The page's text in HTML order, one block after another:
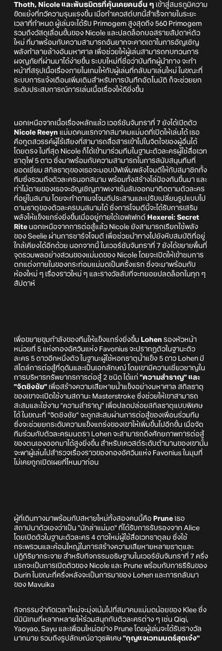
Thoth, Nicole และพันธมิตรที่คุ้นเคยคนอื่น ๆ เข้าสู่สมรภูมิความ
ขัดแย้งที่ทวีความรุนแรงขึ้น เมื่อทำเควสต์บทนี้สำเร็จภายในระยะ
เวลาที่กำหนด ผู้เล่นจะได้รับ Primogem สูงสุดถึง 560 Primogem
รวมถึงวัสดุเลื่อนขั้นของ Nicole และปลดล็อกบอสรายสัปดาห์ตัว
ใหม่ ที่มาพร้อมกับความสามารถอันยากจะคาดเดาในการอัญเชิญ
พลังทำลายล้างอันมหาศาล เพื่อช่วยให้ผู้เล่นสามารถทบทวนการ
ผจญภัยที่ผ่านมาได้ง่ายขึ้น ระบบใหม่ที่ชื่อว่าบันทึกผู้นำทาง จะทำ
หน้าที่สรุปเนื้อเรื่องภายในเกมให้กับผู้เล่นที่กลับมาเล่นใหม่ ในขณะที่
ระบบการแจ้งเตือนเพิ่มเติมสำหรับการบันทึกอัตโนมัติ ก็จะช่วยยก
ระดับประสบการณ์การเล่นเนื้อเรื่องให้ดียิ่งขึ้น
นอกเหนือจากเนื้อเรื่องหลักแล้ว เวอร์ชันจันทราที่ 7 ยังได้เปิดตัว
Nicole Reeyn แม่มดคนแรกจากสมาคมแม่มดที่เปิดให้เล่นได้ เธอ
คือทูตสวรรค์ผู้ไร้เสียงที่สามารถสื่อสารเข้าไปในจิตใจของผู้อื่นได้
โดยตรง ในที่สุด Nicole ก็ได้เข้ามาร่วมทีมในฐานะตัวละครผู้ใช้สื่อเวท
ธาตุไฟ 5 ดาว ซึ่งมาพร้อมกับความสามารถในการสนับสนุนทีมที่
ยอดเยี่ยม สกิลธาตุของเธอจะมอบบัฟเพิ่มพลังโจมตีให้กับสมาชิกทั้ง
ทีมซึ่งรวมถึงตัวละครนอกสนาม พร้อมทั้งสร้างโล่ป้องกันขึ้นมา และ
ท่าไม้ตายของเธอจะอัญเชิญภาพเงาเร้นลับออกมาติดตามตัวละคร
ที่อยู่ในสนาม โดยจะทำดาเมจโจมตีประสานและปรับเปลี่ยนรูปแบบไป
ตามธาตุของตัวละครบนสนามได้ ซึ่งการโจมตีนี้จะได้รับการเสริม
พลังให้แข็งแกร่งยิ่งขึ้นเมื่ออยู่ภายใต้เอฟเฟกต์ Hexerei: Secret
Rite นอกเหนือจากการต่อสู้แล้ว Nicole ยังสามารถเรียกใช้พลัง
ของ Seelie ผ่านการชาร์จโจมตี เพื่อช่วยนำทางไปยังหีบสมบัติที่อยู่
ใกล้เคียงได้อีกด้วย นอกจากนี้ ในเวอร์ชันจันทราที่ 7 ยังได้ขยายพื้นที่
จุดรวมพลอย่างสวนของแม่มดของ Nicole โดยจะเปิดให้เข้าชมการ
ตกแต่งภายในของกระท่อมแม่มดเป็นครั้งแรก ซึ่งจะมาพร้อมกับ
ห้องใหม่ ๆ เรื่องราวใหม่ ๆ และรางวัลลับที่จะทยอยปลดล็อกในทุก ๆ
สัปดาห์
เพื่อขยายขุมกำลังของทีมให้แข็งแกร่งยิ่งขึ้น Lohen รองหัวหน้า
หน่วยที่ 5 แห่งกองอัศวินแห่ง Favonius จะปรากฏตัวในฐานะตัว
ละคร 5 ดาวอีกหนึ่งตัว ในฐานะผู้ใช้หอกธาตุน้ำแข็ง 5 ดาว Lohen มี
สไตล์การต่อสู้ที่ดุดันและเป็นเอกลักษณ์ โดยเขามีความเชี่ยวชาญใน
การบริหารทรัพยากรการต่อสู้ 2 ชนิด ได้แก่ "ความสำราญ" และ
"จิตชิงชัย" เพื่อสร้างความเสียหายน้ำแข็งอย่างมหาศาล สกิลธาตุ
ของเขาจะเปิดใช้งานสถานะ Masterstroke ซึ่งช่วยให้เขาสามารถ
สะสมและใช้งาน "ความสำราญ" เพื่อปลดปล่อยสกิลธาตุแบบพิเศษ
ได้ ในขณะที่ "จิตชิงชัย" จะถูกสะสมผ่านการต่อสู้ของเพื่อนร่วมทีม
ซึ่งจะช่วยยกระดับความแข็งแกร่งของเขาให้เพิ่มขึ้นไปอีกขั้น เมื่อจัด
ทีมร่วมกับตัวละครมนตรา Lohen จะสามารถดึงศักยภาพการต่อสู้
ของตนเองออกมาได้สูงยิ่งขึ้น สำหรับเควสต์ระดับตำนานของเขานั้น
จะพาผู้เล่นไปสำรวจเรื่องราวของกองอัศวินแห่ง Favonius ในมุมที่
ไม่เคยถูกเปิดเผยที่ไหนมาก่อน
ผู้ที่เดินทางมาพร้อมกับสหายใหม่ทั้งสองคนนี้คือ Prune เธอ
สถาปนาตัวเองว่าเป็น "นักล่าแม่มด" ที่ได้รับการรับรองจาก Alice
โดยเปิดตัวในฐานะตัวละคร 4 ดาวใหม่ผู้ใช้สื่อเวทธาตุลม ซึ่งใช้
กระพรวนและค้อนใหญ่ในการสร้างความเสียหายหลายธาตุและ
ปฏิกิริยากระจาย สำหรับกิจกรรมอธิษฐานในเวอร์ชันจันทราที่ 7 ครึ่ง
แรกจะเป็นการเปิดตัวของ Nicole และ Prune พร้อมกับการรีรันของ
Durin ในขณะที่ครึ่งหลังจะเป็นการมาของ Lohen และการกลับมา
ของ Mavuika
กิจกรรมจำกัดเวลาใหม่จะมุ่งเน้นไปที่สมาคมแม่มดน้อยของ Klee ซึ่ง
มีมินิเกมที่หลากหลายให้ร่วมสนุกกับตัวละครต่าง ๆ เช่น Qiqi,
Yaoyao, Sayu และเพื่อนใหม่อย่าง Prune โดยผู้เล่นจะได้รับรางวัล
มากมาย รวมถึงรูปลักษณ์อาวุธพิเศษ "กุญแจเวทมนตร์สุดเจ๋ง"